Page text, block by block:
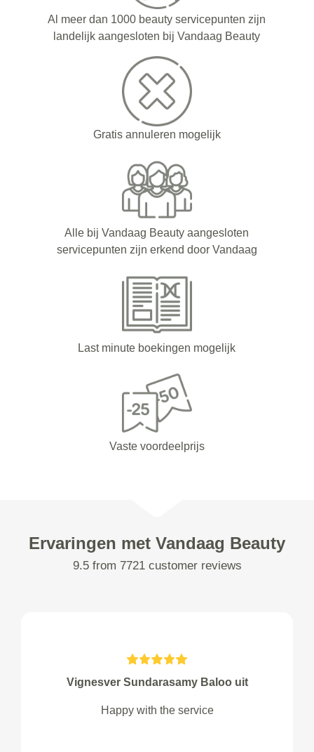
Al meer dan 1000 beauty servicepunten zijn
landelijk aangesloten bij Vandaag Beauty
Gratis annuleren mogelijk
Alle bij Vandaag Beauty aangesloten
servicepunten zijn erkend door Vandaag
Last minute boekingen mogelijk
Vaste voordeelprijs
Ervaringen met Vandaag Beauty
9.5 from 7721 customer reviews
Vignesver Sundarasamy Baloo uit
Happy with the service